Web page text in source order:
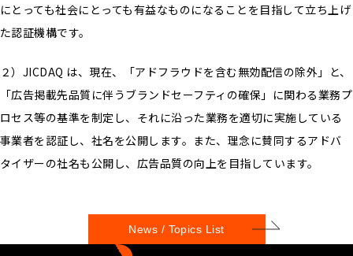
にとっても社会にとっても有益なものになることを目指して立ち上げ
た認証機構です。
２）JICDAQ は、現在、「アドフラウドを含む無効配信の除外」と、
「広告掲載先品質に伴うブランドセーフティの確保」に関わる業務プ
ロセス等の基準を制定し、それに沿った業務を適切に実施している
事業者を認証し、社名を公開します。また、理念に賛同するアドバ
タイザーの社名も公開し、広告品質の向上を目指しています。
News / Topics List